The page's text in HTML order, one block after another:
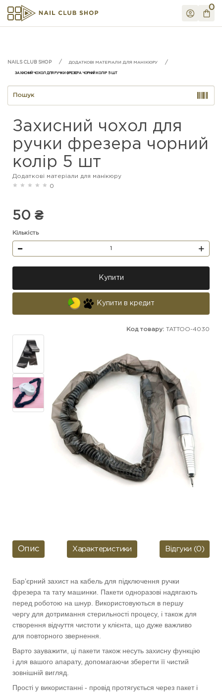
0
ДОДАТКОВІ МАТЕРІАЛИ ДЛЯ МАНІКЮРУ
ЗАХИСНИЙ ЧОХОЛ ДЛЯ РУЧКИ ФРЕЗЕРА ЧОРНИЙ КОЛІР 5 ШТ
Захисний чохол для
ручки фрезера чорний
колір 5 шт
Додаткові матеріали для манікюру
0
Код товару: TATTOO-4030
50 ₴
Кількість
Купити
Купити в кредит
Опис Характеристики Відгуки (0)
Бар’єрний захист на кабель для підключення ручки
фрезера та тату машинки. Пакети одноразові надягають
перед роботою на шнур. Використовуються в першу
чергу для дотримання стерильності процесу, і також для
створення відчуття чистоти у клієнта, що дуже важливо
для повторного звернення.
Варто зауважити, ці пакети також несуть захисну функцію
і для вашого апарату, допомагаючи зберегти її чистий
зовнішній вигляд.
Прості у використанні - провід протягується через пакет і